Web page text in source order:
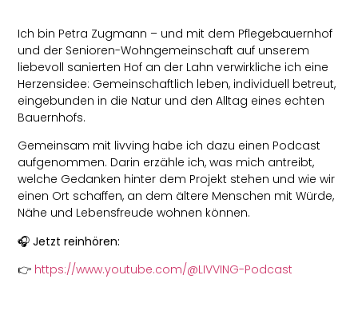
Ich bin Petra Zugmann – und mit dem Pflegebauernhof
und der Senioren-Wohngemeinschaft auf unserem
liebevoll sanierten Hof an der Lahn verwirkliche ich eine
Herzensidee: Gemeinschaftlich leben, individuell betreut,
eingebunden in die Natur und den Alltag eines echten
Bauernhofs.
Gemeinsam mit livving habe ich dazu einen Podcast
aufgenommen. Darin erzähle ich, was mich antreibt,
welche Gedanken hinter dem Projekt stehen und wie wir
einen Ort schaffen, an dem ältere Menschen mit Würde,
Nähe und Lebensfreude wohnen können.
🎧 Jetzt reinhören:
👉 https://www.youtube.com/@LIVVING-Podcast